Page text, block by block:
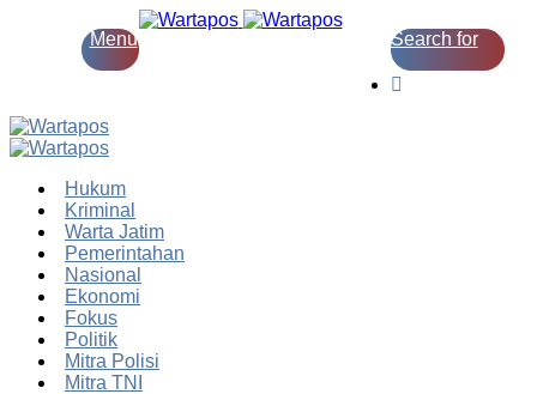
Menu Search for
Hukum
Kriminal
Warta Jatim
Pemerintahan
Nasional
Ekonomi
Fokus
Politik
Mitra Polisi
Mitra TNI